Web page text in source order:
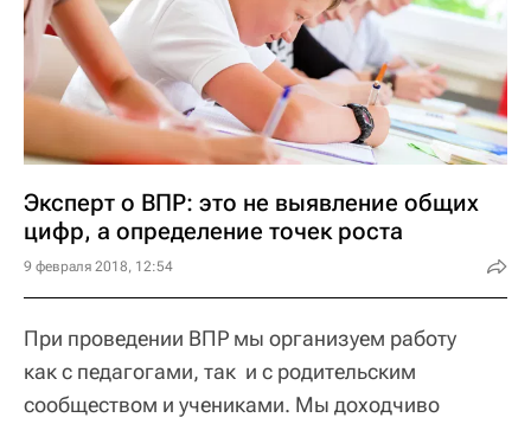
Эксперт о ВПР: это не выявление общих
цифр, а определение точек роста
9 февраля 2018, 12:54
При проведении ВПР мы организуем работу
как с педагогами, так и с родительским
сообществом и учениками. Мы доходчиво